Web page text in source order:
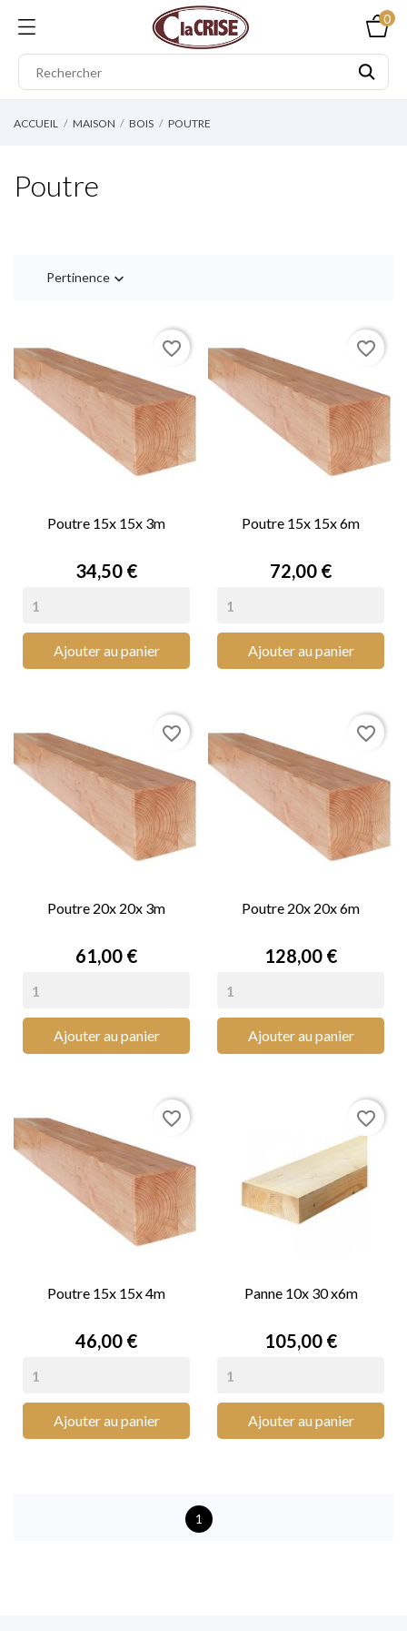
0
ACCUEIL MAISON BOIS POUTRE
Poutre
Pertinence 
Poutre 15x 15x 3m
Prix
34,50 €
Ajouter au panier
favorite_border
Poutre 15x 15x 6m
Prix
72,00 €
Ajouter au panier
favorite_border
Poutre 20x 20x 3m
Prix
61,00 €
Ajouter au panier
favorite_border
Poutre 20x 20x 6m
Prix
128,00 €
Ajouter au panier
favorite_border
Poutre 15x 15x 4m
Prix
46,00 €
Ajouter au panier
favorite_border
Panne 10x 30 x6m
Prix
105,00 €
Ajouter au panier
favorite_border
1